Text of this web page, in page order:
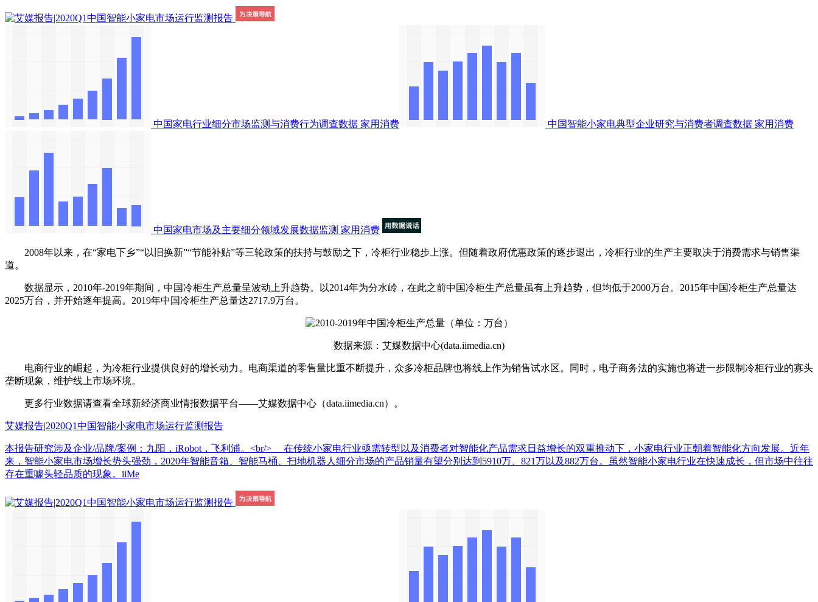
中国家电行业细分市场监测与消费行为调查数据 家用消费 中国智能小家电典型企业研究与消费者调查数据 家用消费
中国家电市场及主要细分领域发展数据监测 家用消费
2008年以来，在“家电下乡”“以旧换新”“节能补贴”等三轮政策的扶持与鼓励之下，冷柜行业稳步上涨。但随着政府优惠政策的逐步退出，冷柜行业的生产主要取决于消费需求与销售渠
道。
数据显示，2010年-2019年期间，中国冷柜生产总量呈波动上升趋势。以2014年为分水岭，在此之前中国冷柜生产总量虽有上升趋势，但均低于2000万台。2015年中国冷柜生产总量达
2025万台，并开始逐年提高。2019年中国冷柜生产总量达2717.9万台。
数据来源：艾媒数据中心(data.iimedia.cn)
电商行业的崛起，为冷柜行业提供良好的增长动力。电商渠道的零售量比重不断提升，众多冷柜品牌也将线上作为销售试水区。同时，电子商务法的实施也将进一步限制冷柜行业的寡头
垄断现象，维护线上市场环境。
更多行业数据请查看全球新经济商业情报数据平台——艾媒数据中心（data.iimedia.cn）。
艾媒报告|2020Q1中国智能小家电市场运行监测报告
本报告研究涉及企业/品牌/案例：九阳，iRobot，飞利浦。<br/> 在传统小家电行业亟需转型以及消费者对智能化产品需求日益增长的双重推动下，小家电行业正朝着智能化方向发展。近年
来，智能小家电市场增长势头强劲，2020年智能音箱、智能马桶、扫地机器人细分市场的产品销量有望分别达到5910万、821万以及882万台。虽然智能小家电行业在快速成长，但市场中往往
存在重噱头轻品质的现象。iiMe